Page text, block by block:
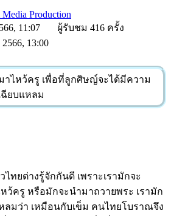
Production
11:07
ผู้รับชม 416 ครั้ง
13:00
ทยต่างรู้จักกันดี เพราะเรามักจะ
ว้ครู หรือมักจะนำมาถวายพระ เรามัก
ลมว่า เหมือนกับเข็ม คนไทยโบราณจึง